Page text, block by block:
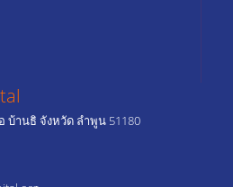
บ้านธิ จังหวัด ลำพูน 51180